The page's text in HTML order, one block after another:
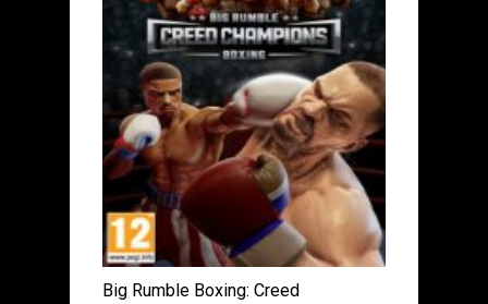
Big Rumble Boxing: Creed